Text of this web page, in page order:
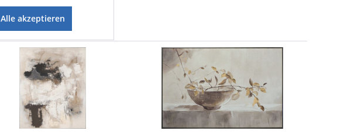
Alle akzeptieren